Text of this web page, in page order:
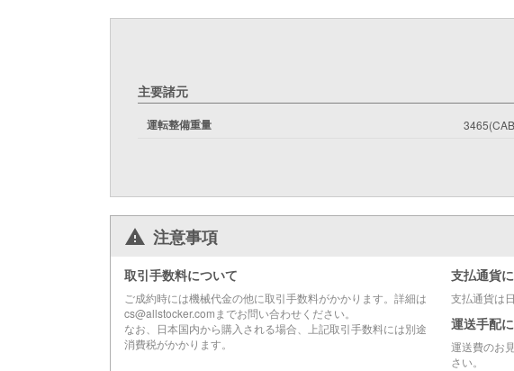
主要諸元
運転整備重量
注意事項
取引手数料について
ご成約時には機械代金の他に取引手数料がかかります。詳細は
cs@allstocker.comまでお問い合わせください。
なお、日本国内から購入される場合、上記取引手数料には別途
消費税がかかります。
支払通貨
支払通貨は
運送手配
運送費のお
さい。